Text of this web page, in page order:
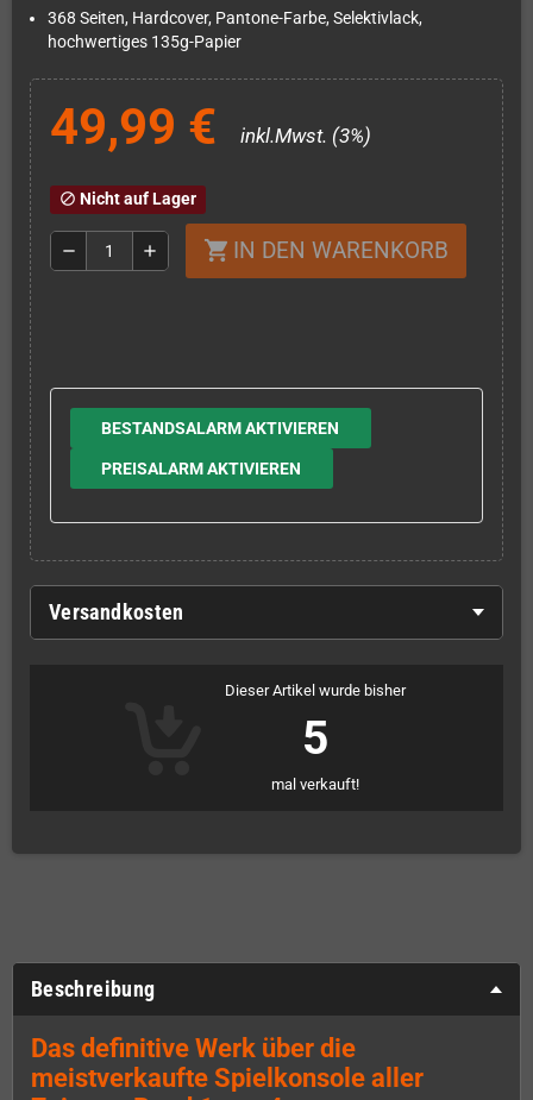
368 Seiten, Hardcover, Pantone-Farbe, Selektivlack,
hochwertiges 135g-Papier
49,99 € inkl.Mwst. (3%)
block Nicht auf Lager
remove add shopping_cart IN DEN WARENKORB
BESTANDSALARM AKTIVIEREN
PREISALARM AKTIVIEREN
Versandkosten
Dieser Artikel wurde bisher
5
mal verkauft!
Beschreibung
Das definitive Werk über die
meistverkaufte Spielkonsole aller